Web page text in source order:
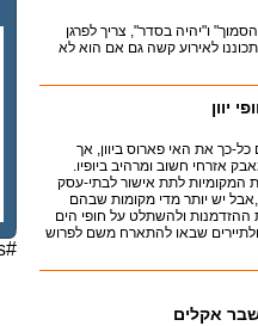
ו"יהיה בסדר", צריך לפרגן
לאירוע קשה גם אם הוא לא
יוון
כך את האי פארוס ביוון, אך
אזרחי חשוב ומרהיב ביופיו.
המקומיות לתת אישור לבתי-עסק
החוף ,אבל יש יותר מדי מקומות שבהם
ההזדמנות ולהשתלט על חופי הים
ולתיירים שבאו להתארח משם לפרוש
אקלים
#leftBanners#